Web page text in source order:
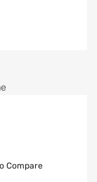
Compare